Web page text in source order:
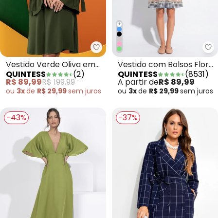
Quintess - Vestido Verde Oliva
Vestido Verde Oliva em
Viscose Plana
QUINTESS (2)
R$ 89,99R$ 199,99
ou 3xde R$ 29,99sem juros
+
Vestido com Bolsos Floral
Étnico
QUINTESS (8531)
A partir deR$ 89,99
ou 3xde R$ 29,99sem juros
-43% -37%